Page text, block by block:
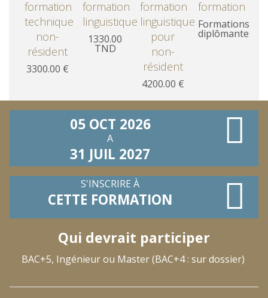
formation
technique
non-
résident
3300.00 €
formation
linguistique
1330.00
TND
formation
linguistique
pour
non-
résident
4200.00 €
formation
Formations
diplômantes
05 OCT 2026
A
31 JUIL 2027
S'INSCRIRE À
CETTE FORMATION
Qui devrait participer
BAC+5, Ingénieur ou Master (BAC+4 : sur dossier)